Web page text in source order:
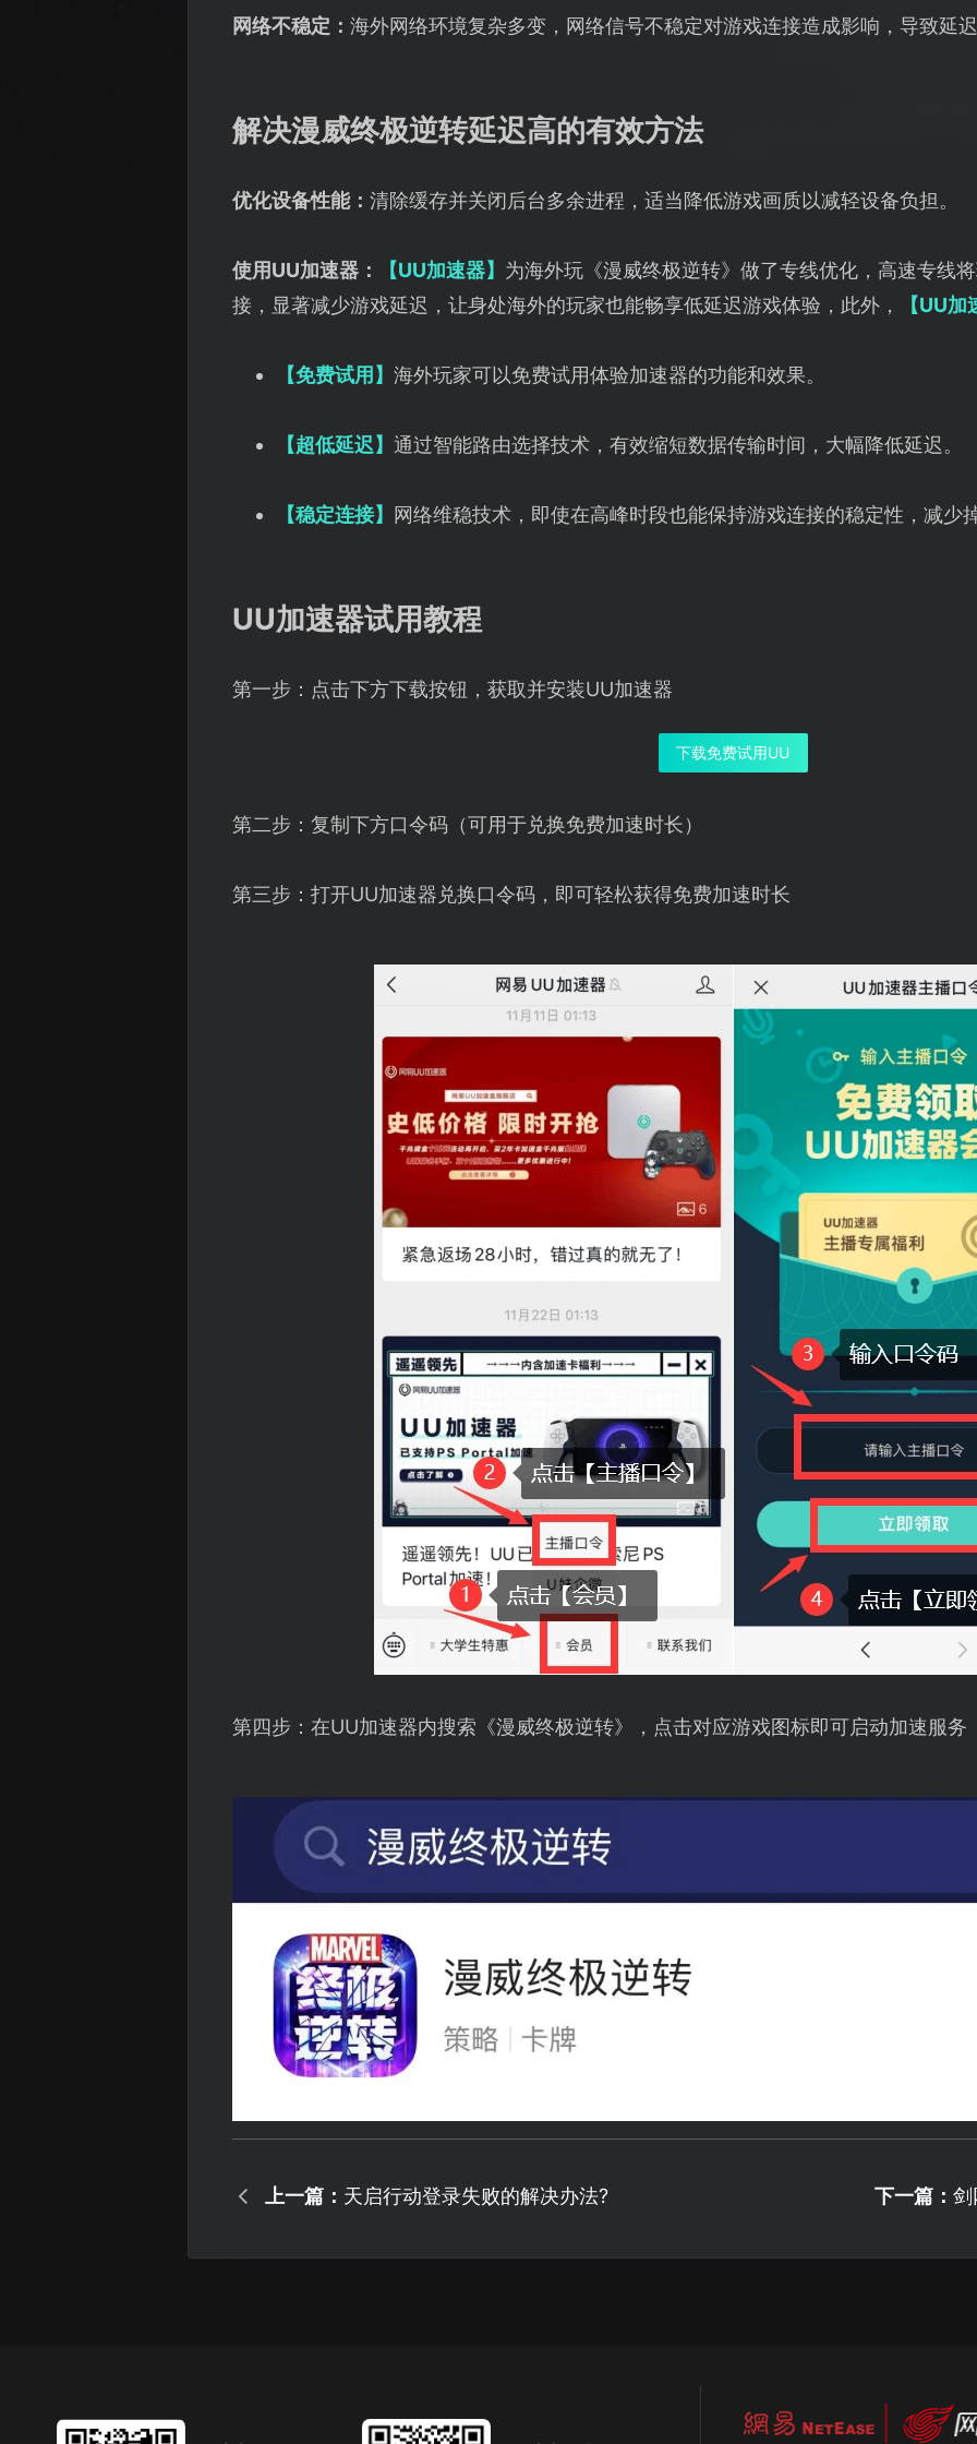
网络不稳定： 海外网络环境复杂多变，网络信号不稳定对游戏连接造成影响，导致延迟
解决漫威终极逆转延迟高的有效方法
优化设备性能： 清除缓存并关闭后台多余进程，适当降低游戏画质以减轻设备负担。
使用UU加速器： 【UU加速器】 为海外玩《漫威终极逆转》做了专线优化，高速专线
接，显著减少游戏延迟，让身处海外的玩家也能畅享低延迟游戏体验，此外，
【UU加
【免费试用】 海外玩家可以免费试用体验加速器的功能和效果。
【超低延迟】 通过智能路由选择技术，有效缩短数据传输时间，大幅降低延迟。
【稳定连接】 网络维稳技术，即使在高峰时段也能保持游戏连接的稳定性，减少
UU加速器试用教程
第一步：点击下方下载按钮，获取并安装UU加速器
下载免费试用UU
第二步：复制下方口令码（可用于兑换免费加速时长）
第三步：打开UU加速器兑换口令码，即可轻松获得免费加速时长
第四步：在UU加速器内搜索《漫威终极逆转》，点击对应游戏图标即可启动加速服务
上一篇： 天启行动登录失败的解决办法? 下一篇： 剑